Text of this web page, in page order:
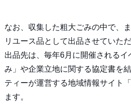
なお、収集した粗大ごみの中で、
リユース品として出品させていた
出品先は、毎年6月に開催されるイ
み」や企業立地に関する協定書を
ティーが運営する地域情報サイト
ます。